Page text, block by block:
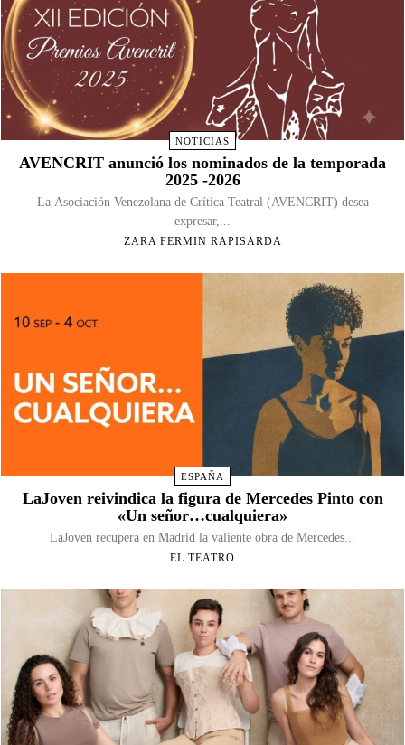
NOTICIAS
AVENCRIT anunció los nominados de la temporada
2025 -2026
La Asociación Venezolana de Crítica Teatral (AVENCRIT) desea
expresar,...
ZARA FERMIN RAPISARDA
ESPAÑA
LaJoven reivindica la figura de Mercedes Pinto con
«Un señor…cualquiera»
LaJoven recupera en Madrid la valiente obra de Mercedes...
EL TEATRO